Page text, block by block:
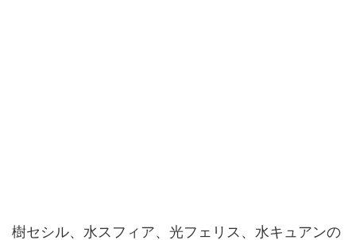
樹セシル、水スフィア、光フェリス、水キュアンの